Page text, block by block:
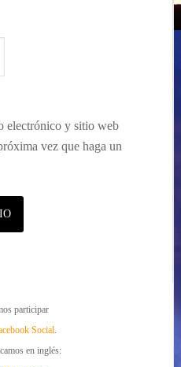
electrónico y sitio web
vez que haga un
participar
Social.
en inglés: